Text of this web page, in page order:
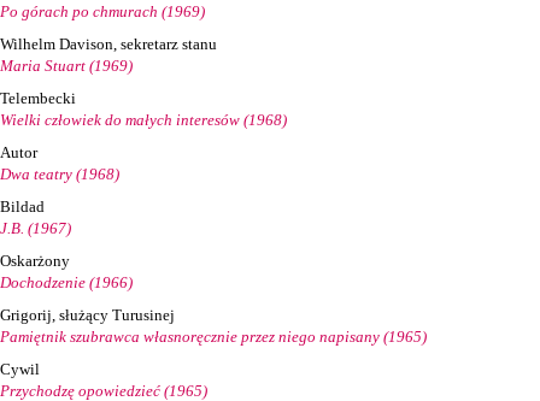
Po górach po chmurach (1969)
Wilhelm Davison, sekretarz stanu
Maria Stuart (1969)
Telembecki
Wielki człowiek do małych interesów (1968)
Autor
Dwa teatry (1968)
Bildad
J.B. (1967)
Oskarżony
Dochodzenie (1966)
Grigorij, służący Turusinej
Pamiętnik szubrawca własnoręcznie przez niego napisany (1965)
Cywil
Przychodzę opowiedzieć (1965)